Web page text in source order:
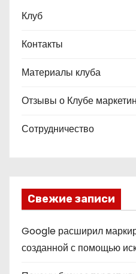
Клуб
Контакты
Материалы клуба
Отзывы о Клубе
Сотрудничество
Свежие записи
Google расширил
созданной с помощью